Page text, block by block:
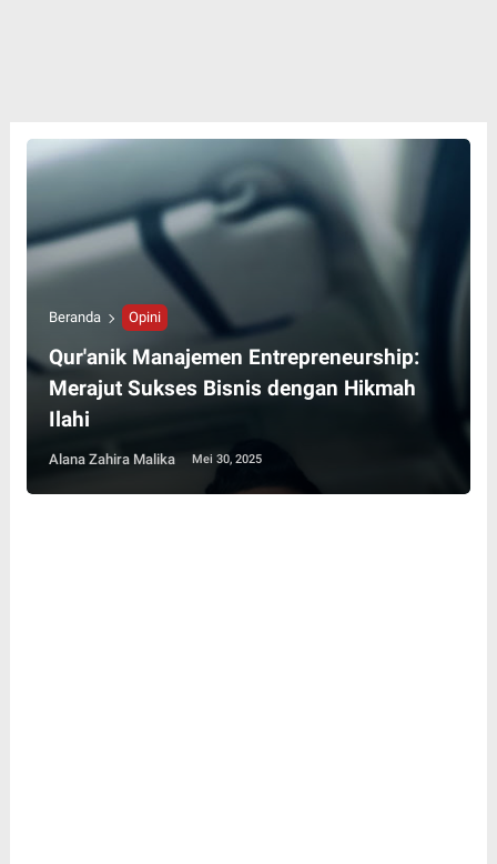
Beranda Opini
Qur'anik Manajemen Entrepreneurship:
Merajut Sukses Bisnis dengan Hikmah
Ilahi
Alana Zahira Malika Mei 30, 2025